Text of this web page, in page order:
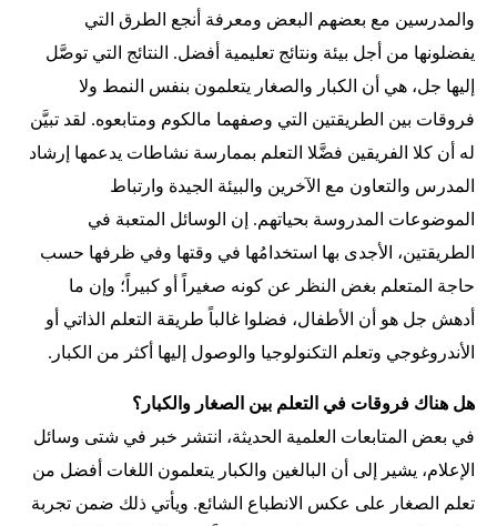
والمدرسين مع بعضهم البعض ومعرفة أنجع الطرق التي
يفضلونها من أجل بيئة ونتائج تعليمية أفضل. النتائج التي توصَّل
إليها جل، هي أن الكبار والصغار يتعلمون بنفس النمط ولا
فروقات بين الطريقتين التي وصفهما مالكوم ومتابعوه. لقد تبيَّن
له أن كلا الفريقين فضَّلا التعلم بممارسة نشاطات يدعمها إرشاد
المدرس والتعاون مع الآخرين والبيئة الجيدة وارتباط
الموضوعات المدروسة بحياتهم. إن الوسائل المتعبة في
الطريقتين، الأجدى بها استخدامُها في وقتها وفي ظرفها حسب
حاجة المتعلم بغض النظر عن كونه صغيراً أو كبيراً؛ وإن ما
أدهش جل هو أن الأطفال، فضلوا غالباً طريقة التعلم الذاتي أو
الأندروغوجي وتعلم التكنولوجيا والوصول إليها أكثر من الكبار.
هل هناك فروقات في التعلم بين الصغار والكبار؟
في بعض المتابعات العلمية الحديثة، انتشر خبر في شتى وسائل
الإعلام، يشير إلى أن البالغين والكبار يتعلمون اللغات أفضل من
تعلم الصغار على عكس الانطباع الشائع. ويأتي ذلك ضمن تجربة